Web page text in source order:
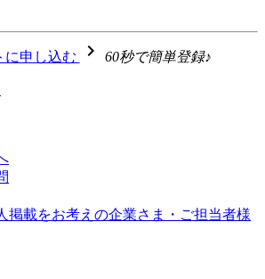
に申し込む navigate_next 60秒で簡単登録♪
掲載をお考えの企業さま・ご担当者様